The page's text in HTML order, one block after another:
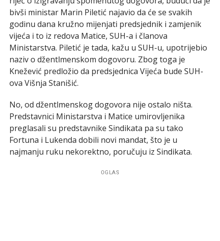
bivši ministar Marin Piletić najavio da će se svakih
godinu dana kružno mijenjati predsjednik i zamjenik
vijeća i to iz redova Matice, SUH-a i članova
Ministarstva. Piletić je tada, kažu u SUH-u, upotrijebio
naziv o džentlmenskom dogovoru. Zbog toga je
Knežević predložio da predsjednica Vijeća bude SUH-
ova Višnja Stanišić.
No, od džentlmenskog dogovora nije ostalo ništa.
Predstavnici Ministarstva i Matice umirovljenika
preglasali su predstavnike Sindikata pa su tako
Fortuna i Lukenda dobili novi mandat, što je u
najmanju ruku nekorektno, poručuju iz Sindikata.
OGLAS